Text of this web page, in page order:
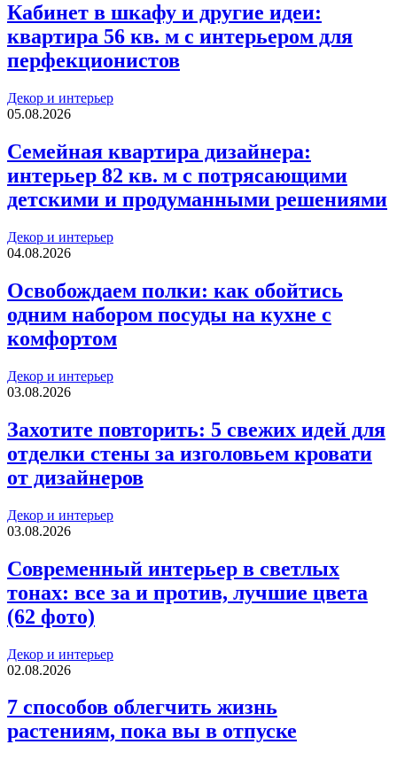
Кабинет в шкафу и другие идеи:
квартира 56 кв. м с интерьером для
перфекционистов
Декор и интерьер
05.08.2026
Семейная квартира дизайнера:
интерьер 82 кв. м с потрясающими
детскими и продуманными решениями
Декор и интерьер
04.08.2026
Освобождаем полки: как обойтись
одним набором посуды на кухне с
комфортом
Декор и интерьер
03.08.2026
Захотите повторить: 5 свежих идей для
отделки стены за изголовьем кровати
от дизайнеров
Декор и интерьер
03.08.2026
Современный интерьер в светлых
тонах: все за и против, лучшие цвета
(62 фото)
Декор и интерьер
02.08.2026
7 способов облегчить жизнь
растениям, пока вы в отпуске